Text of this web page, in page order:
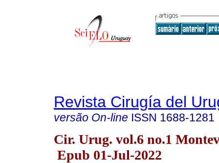
Revista Cirugía del
versão On-line ISSN 1688-1281
Cir. Urug. vol.6 no.1
Epub 01-Jul-2022